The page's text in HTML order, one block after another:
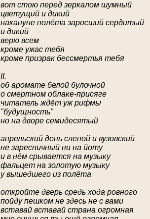
вот стою перед зеркалом шумный
цветущий и дикий
накануне полёта заросший сердитый
и дикий
верю всем
кроме ужас тебя
кроме призрак бессмертья тебя
II.
об аромате белой булочной
о смертном облаке-присяге
читатель ждёт уж рифмы
"будущность"
но на дворе семидесятый
апрельский день слепой и вузовский
не заресничный ни на йоту
и в нём срывается на музыку
фальцет на золотую музыку
у вышедшего из полёта
откройте дверь средь хода ровного
пойду пешком не здесь не с вами
вставай вставай страна огромная